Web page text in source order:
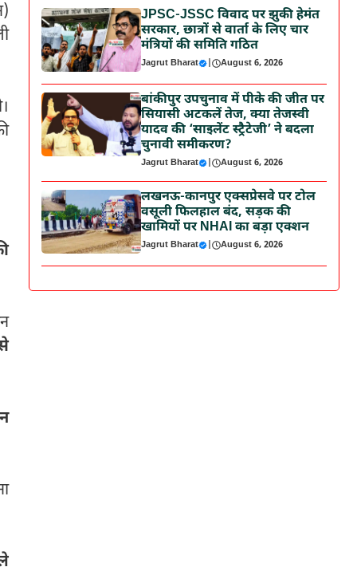
JPSC-JSSC विवाद पर झुकी हेमंत
सरकार, छात्रों से वार्ता के लिए चार
मंत्रियों की समिति गठित
Jagrut Bharat | August 6, 2026
बांकीपुर उपचुनाव में पीके की जीत पर
सियासी अटकलें तेज, क्या तेजस्वी
यादव की ‘साइलेंट स्ट्रैटेजी’ ने बदला
चुनावी समीकरण?
Jagrut Bharat | August 6, 2026
लखनऊ-कानपुर एक्सप्रेसवे पर टोल
वसूली फिलहाल बंद, सड़क की
खामियों पर NHAI का बड़ा एक्शन
Jagrut Bharat | August 6, 2026